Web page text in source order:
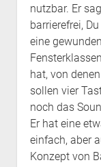
nutzbar. Er
barrierefrei,
eine
hat, von
sollen vier
noch das
Er hat eine
einfach, aber
Konzept von